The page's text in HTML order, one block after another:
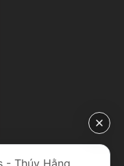
| Design bởi
- Thúy Hằng